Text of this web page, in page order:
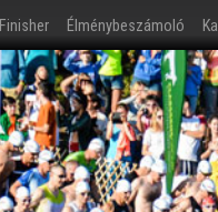
Finisher Élménybeszámoló